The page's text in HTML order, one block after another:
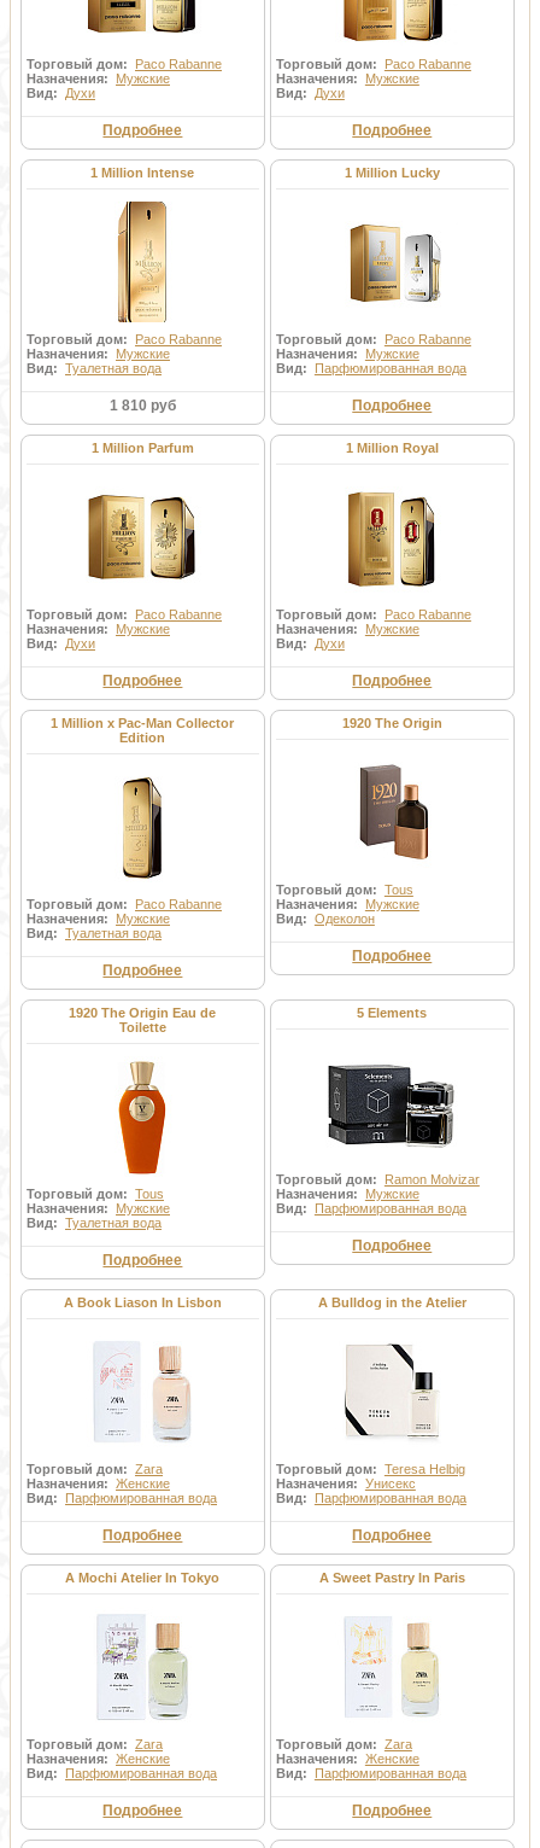
Торговый дом: Paco Rabanne
Назначения: Мужские
Вид: Духи
Подробнее
Торговый дом: Paco Rabanne
Назначения: Мужские
Вид: Духи
Подробнее
1 Million Intense
Торговый дом: Paco Rabanne
Назначения: Мужские
Вид: Туалетная вода
1 810 руб
1 Million Lucky
Торговый дом: Paco Rabanne
Назначения: Мужские
Вид: Парфюмированная вода
Подробнее
1 Million Parfum
Торговый дом: Paco Rabanne
Назначения: Мужские
Вид: Духи
Подробнее
1 Million Royal
Торговый дом: Paco Rabanne
Назначения: Мужские
Вид: Духи
Подробнее
1 Million x Pac-Man Collector
Edition
Торговый дом: Paco Rabanne
Назначения: Мужские
Вид: Туалетная вода
Подробнее
1920 The Origin
Торговый дом: Tous
Назначения: Мужские
Вид: Одеколон
Подробнее
1920 The Origin Eau de
Toilette
Торговый дом: Tous
Назначения: Мужские
Вид: Туалетная вода
Подробнее
5 Elements
Торговый дом: Ramon Molvizar
Назначения: Мужские
Вид: Парфюмированная вода
Подробнее
A Book Liason In Lisbon
Торговый дом: Zara
Назначения: Женские
Вид: Парфюмированная вода
Подробнее
A Bulldog in the Atelier
Торговый дом: Teresa Helbig
Назначения: Унисекс
Вид: Парфюмированная вода
Подробнее
A Mochi Atelier In Tokyo
Торговый дом: Zara
Назначения: Женские
Вид: Парфюмированная вода
Подробнее
A Sweet Pastry In Paris
Торговый дом: Zara
Назначения: Женские
Вид: Парфюмированная вода
Подробнее